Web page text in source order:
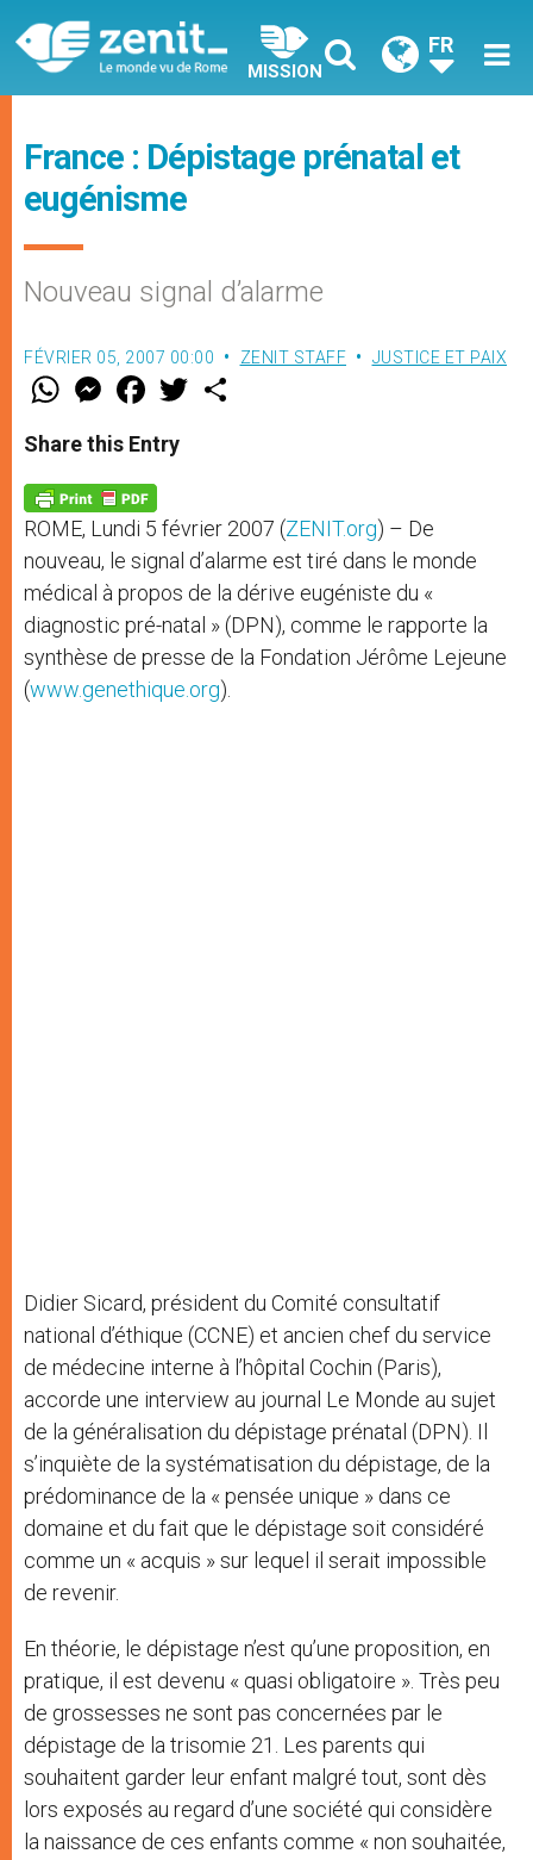
MISSION
FR
France : Dépistage prénatal et
eugénisme
Nouveau signal d’alarme
FÉVRIER 05, 2007 00:00 ZENIT STAFF JUSTICE ET PAIX
W
t
s
p
p
M
e
s
e
g
e
r
F
a
e
b
o
k
w
Share this Entry
ROME, Lundi 5 février 2007 (ZENIT.org) – De
nouveau, le signal d’alarme est tiré dans le monde
médical à propos de la dérive eugéniste du «
diagnostic pré-natal » (DPN), comme le rapporte la
synthèse de presse de la Fondation Jérôme Lejeune
(www.genethique.org).
Didier Sicard, président du Comité consultatif
national d’éthique (CCNE) et ancien chef du service
de médecine interne à l’hôpital Cochin (Paris),
accorde une interview au journal Le Monde au sujet
de la généralisation du dépistage prénatal (DPN). Il
s’inquiète de la systématisation du dépistage, de la
prédominance de la « pensée unique » dans ce
domaine et du fait que le dépistage soit considéré
comme un « acquis » sur lequel il serait impossible
de revenir.
En théorie, le dépistage n’est qu’une proposition, en
pratique, il est devenu « quasi obligatoire ». Très peu
de grossesses ne sont pas concernées par le
dépistage de la trisomie 21. Les parents qui
souhaitent garder leur enfant malgré tout, sont dès
lors exposés au regard d’une société qui considère
la naissance de ces enfants comme « non souhaitée,